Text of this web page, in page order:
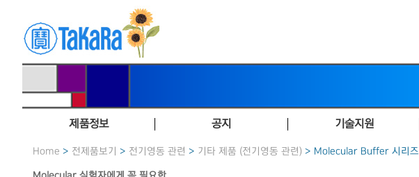
제품정보 공지 기술지원
Home > 전제품보기 > 전기영동 관련 > 기타 제품 (전기영동 관련) > Molecular Buffer 시리즈